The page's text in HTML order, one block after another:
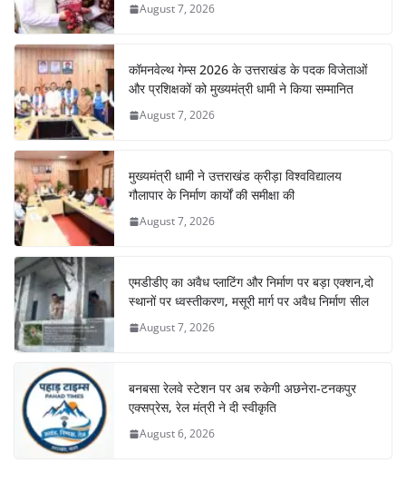
August 7, 2026
कॉमनवेल्थ गेम्स 2026 के उत्तराखंड के पदक विजेताओं
और प्रशिक्षकों को मुख्यमंत्री धामी ने किया सम्मानित
August 7, 2026
मुख्यमंत्री धामी ने उत्तराखंड क्रीड़ा विश्वविद्यालय
गौलापार के निर्माण कार्यों की समीक्षा की
August 7, 2026
एमडीडीए का अवैध प्लाटिंग और निर्माण पर बड़ा एक्शन,दो
स्थानों पर ध्वस्तीकरण, मसूरी मार्ग पर अवैध निर्माण सील
August 7, 2026
बनबसा रेलवे स्टेशन पर अब रुकेगी अछनेरा-टनकपुर
एक्सप्रेस, रेल मंत्री ने दी स्वीकृति
August 6, 2026